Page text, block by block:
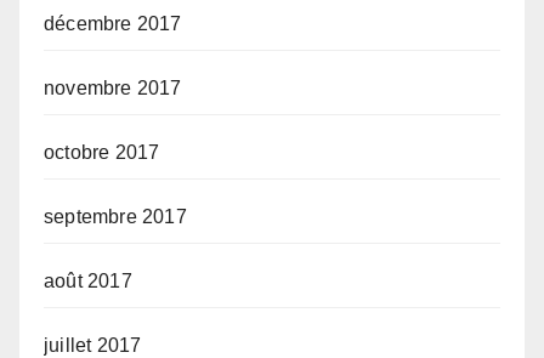
décembre 2017
novembre 2017
octobre 2017
septembre 2017
août 2017
juillet 2017